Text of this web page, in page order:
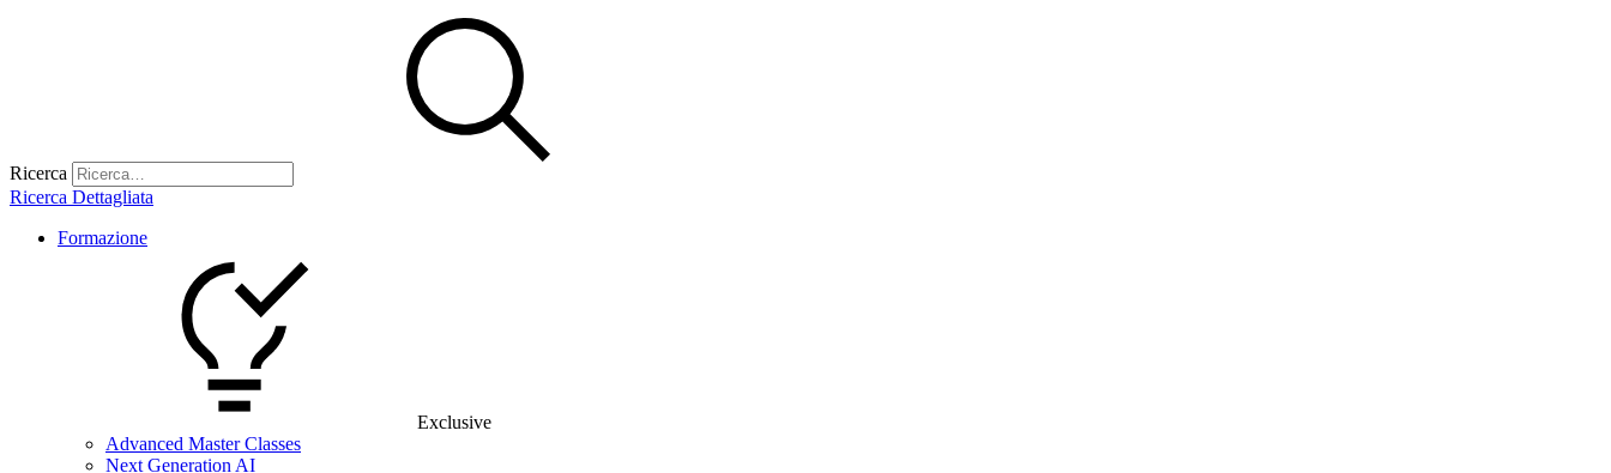
Ricerca
Ricerca Dettagliata
Formazione
Exclusive
Advanced Master Classes
Next Generation AI